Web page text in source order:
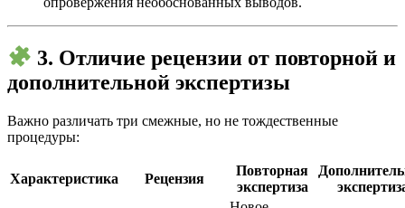
3. Отличие рецензии от повторной и
дополнительной экспертизы
Важно различать три смежные, но не тождественные
процедуры:
Характеристика Рецензия
Повторная
экспертиза